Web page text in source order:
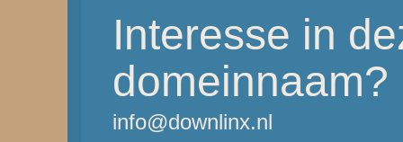
Interesse in
domeinnaam?
info@downlinx.nl